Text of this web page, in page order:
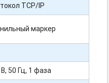
TCP/IP
маркер
50 Гц, 1 фаза